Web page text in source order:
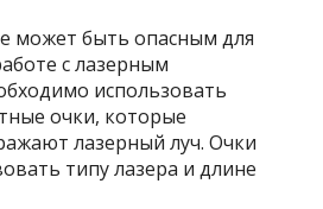
может быть опасным для
с лазерным
использовать
очки, которые
лазерный луч. Очки
типу лазера и длине